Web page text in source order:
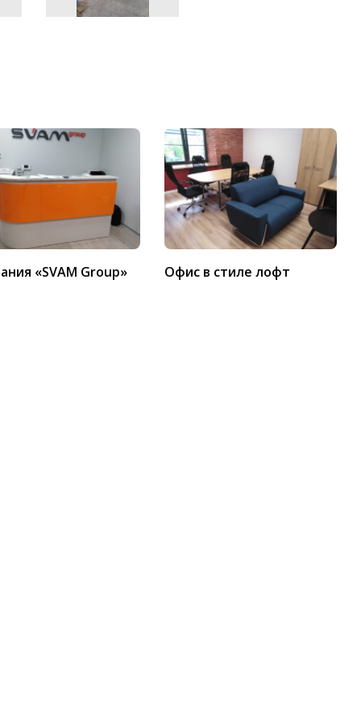
«SVAM Group» Офис в стиле лофт